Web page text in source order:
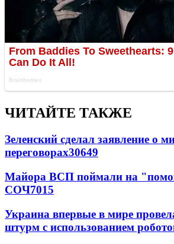
ЧИТАЙТЕ ТАКЖЕ
Зеленский сделал заявление о
переговорах30649
Майора ВСП поймали на
СОЧ7015
Украина впервые в мире
штурм с использованием